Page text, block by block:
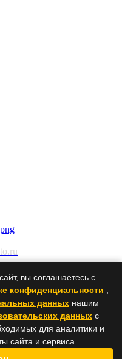
не является публичной
нам. Спасибо!
вы соглашаетесь с
конфиденциальности
данных нашим
данныхс
для аналитики и
сайта и сервиса.